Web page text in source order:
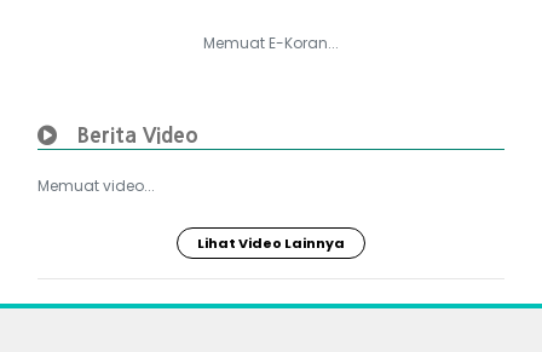
Memuat E-Koran...
Berita Video
Memuat video...
Lihat Video Lainnya